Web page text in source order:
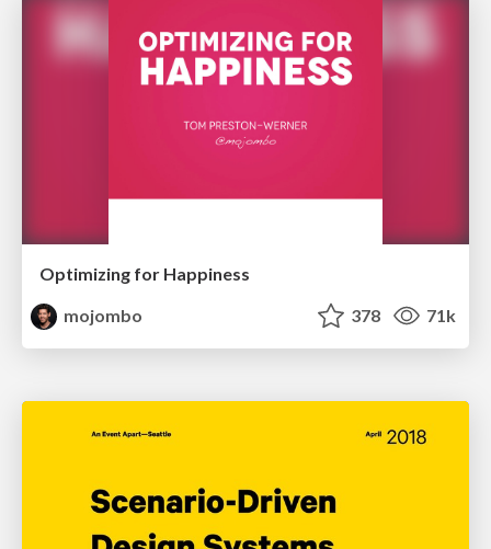
Optimizing for Happiness
mojombo
378 71k